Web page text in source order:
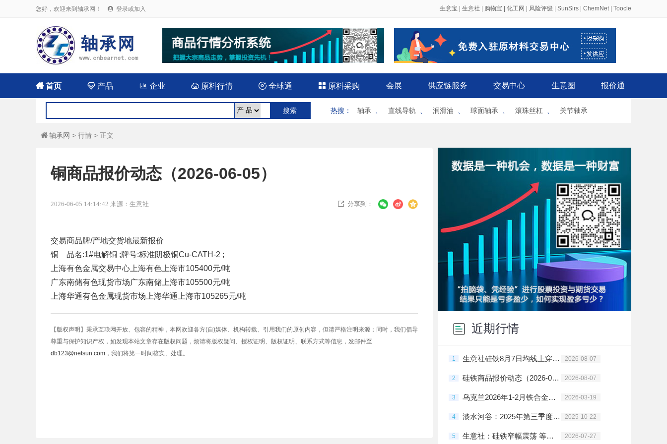
您好，欢迎来到轴承网！  登录或加入 生意宝 生意社 购物宝 化工网 风险评级 SunSirs ChemNet| Toocle
首页  产品 企业 原料行情  全球通  原料采购 会展 供应链服务 交易中心 生意圈 报价通
热搜 ： 轴承 直线导轨 润滑油 球面轴承 滚珠丝杠 关节轴承
 轴承网 > 行情 > 正文
铜商品报价动态（2026-06-05）
2026-06-05 14:14:42 来源：生意社  分享到：
交易商品牌/产地交货地最新报价
铜 品名:1#电解铜 ;牌号:标准阴极铜Cu-CATH-2 ;
上海有色金属交易中心 上海有色 上海市105400元/吨
广东南储有色现货市场广东南储 上海市105500元/吨
上海华通有色金属现货市场 上海华通 上海市105265元/吨
【版权声明】秉承互联网开放、包容的精神，本网欢迎各方(自)媒体、机构转载、引用我们的原创内容，但请严格注明来源；同时，我们倡导
尊重与保护知识产权，如发现本站文章存在版权问题，烦请将版权疑问、授权证明、版权证明、联系方式等信息，发邮件至
db123@netsun.com ，我们将第一时间核实、处理。
近期行情
1 生意社硅铁8月7日均线上穿 均差为2.07元/吨 2026-08-07
2 硅铁商品报价动态（2026-08-07） 2026-08-07
3 乌克兰2026年1-2月铁合金出口暴跌95.6% 2026-03-19
4 淡水河谷：2025年第三季度铁矿产量增长4% 2025-10-22
5 生意社：硅铁窄幅震荡 等待新一轮钢招指引方向 2026-07-27